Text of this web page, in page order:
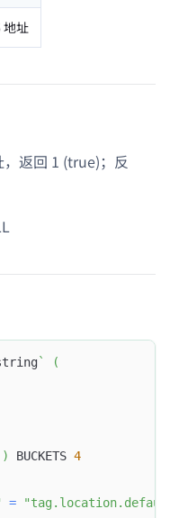
地址
返回 1 (true)；反
`
(
) BUCKETS 4
=